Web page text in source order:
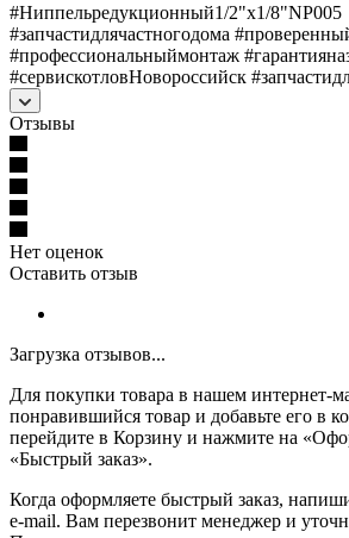
#Ниппельредукционный1/2"х1/8"NP005
#запчастидлячастногодома
#профессиональныймонтаж
#сервискотловНовороссийск
Отзывы
Нет оценок
Оставить отзыв
Загрузка отзывов...
Для покупки товара в нашем интернет-
понравившийся товар и добавьте его в
перейдите в Корзину и нажмите на
«Быстрый заказ».
Когда оформляете быстрый заказ,
e-mail. Вам перезвонит менеджер и